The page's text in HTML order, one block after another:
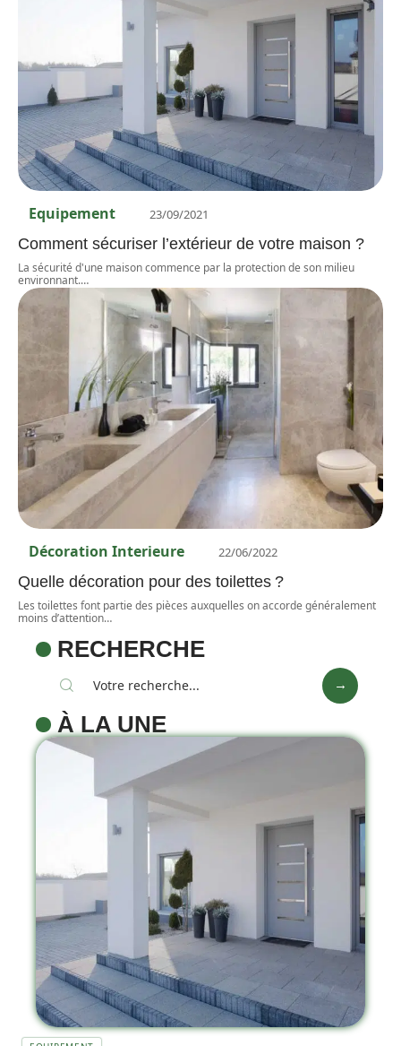
Equipement 23/09/2021
Comment sécuriser l’extérieur de votre maison ?
La sécurité d'une maison commence par la protection de son milieu
environnant.…
Décoration Interieure 22/06/2022
Quelle décoration pour des toilettes ?
Les toilettes font partie des pièces auxquelles on accorde généralement
moins d’attention…
RECHERCHE
À LA UNE